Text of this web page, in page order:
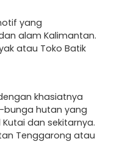
yang
alam Kalimantan.
atau Toko Batik
khasiatnya
bunga hutan yang
dan sekitarnya.
Tenggarong atau